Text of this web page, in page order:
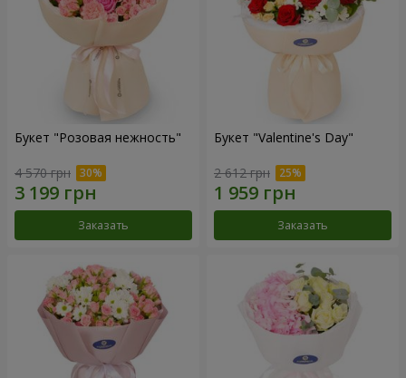
Букет "Розовая нежность"
4 570 грн
Заказать
Букет "Valentine's Day"
2 612 грн
Заказать